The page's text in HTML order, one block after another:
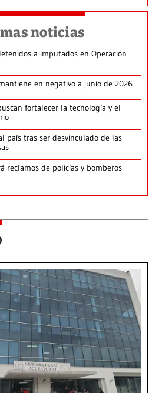
noticias
a imputados en Operación
en negativo a junio de 2026
fortalecer la tecnología y el
país tras ser desvinculado de las
reclamos de policías y bomberos